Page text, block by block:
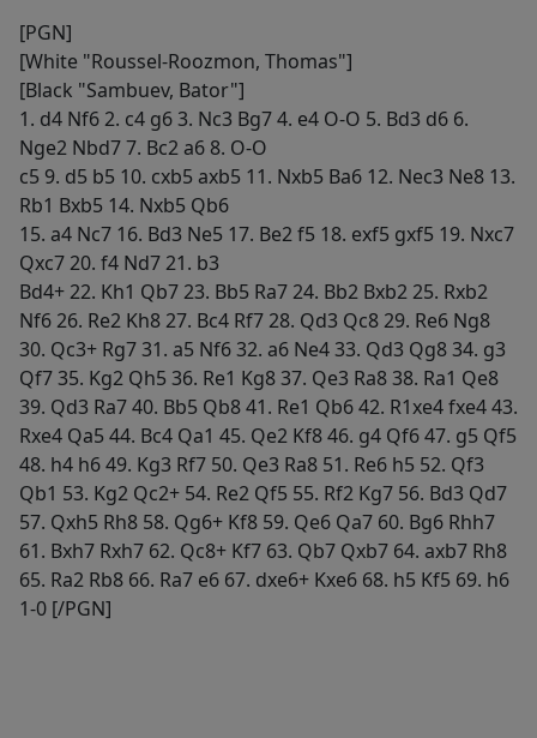
[PGN]
[White "Roussel-Roozmon, Thomas"]
[Black "Sambuev, Bator"]
1. d4 Nf6 2. c4 g6 3. Nc3 Bg7 4. e4 O-O 5. Bd3 d6 6.
Nge2 Nbd7 7. Bc2 a6 8. O-O
c5 9. d5 b5 10. cxb5 axb5 11. Nxb5 Ba6 12. Nec3 Ne8 13.
Rb1 Bxb5 14. Nxb5 Qb6
15. a4 Nc7 16. Bd3 Ne5 17. Be2 f5 18. exf5 gxf5 19. Nxc7
Qxc7 20. f4 Nd7 21. b3
Bd4+ 22. Kh1 Qb7 23. Bb5 Ra7 24. Bb2 Bxb2 25. Rxb2
Nf6 26. Re2 Kh8 27. Bc4 Rf7 28. Qd3 Qc8 29. Re6 Ng8
30. Qc3+ Rg7 31. a5 Nf6 32. a6 Ne4 33. Qd3 Qg8 34. g3
Qf7 35. Kg2 Qh5 36. Re1 Kg8 37. Qe3 Ra8 38. Ra1 Qe8
39. Qd3 Ra7 40. Bb5 Qb8 41. Re1 Qb6 42. R1xe4 fxe4 43.
Rxe4 Qa5 44. Bc4 Qa1 45. Qe2 Kf8 46. g4 Qf6 47. g5 Qf5
48. h4 h6 49. Kg3 Rf7 50. Qe3 Ra8 51. Re6 h5 52. Qf3
Qb1 53. Kg2 Qc2+ 54. Re2 Qf5 55. Rf2 Kg7 56. Bd3 Qd7
57. Qxh5 Rh8 58. Qg6+ Kf8 59. Qe6 Qa7 60. Bg6 Rhh7
61. Bxh7 Rxh7 62. Qc8+ Kf7 63. Qb7 Qxb7 64. axb7 Rh8
65. Ra2 Rb8 66. Ra7 e6 67. dxe6+ Kxe6 68. h5 Kf5 69. h6
1-0 [/PGN]